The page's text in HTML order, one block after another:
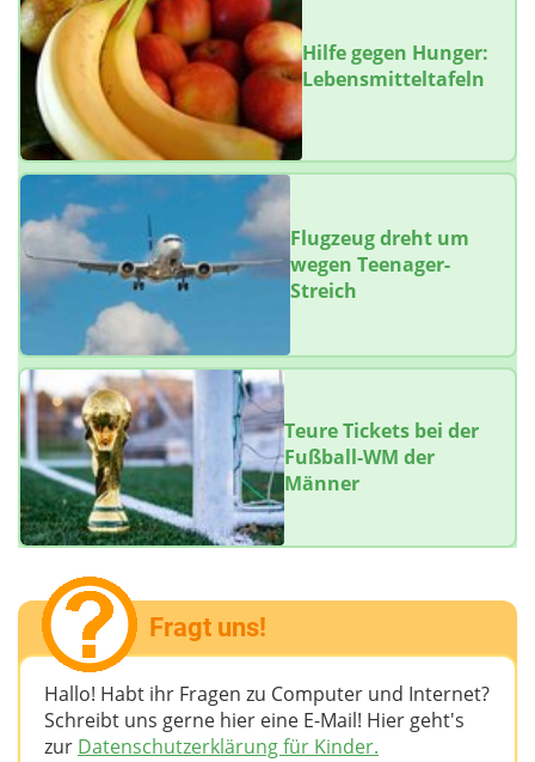
Hilfe gegen Hunger:
Lebensmitteltafeln
Flugzeug dreht um
wegen Teenager-
Streich
Teure Tickets bei der
Fußball-WM der
Männer
Fragt uns!
Hallo! Habt ihr Fragen zu Computer und Internet?
Schreibt uns gerne hier eine E-Mail! Hier geht's
zur Datenschutzerklärung für Kinder.